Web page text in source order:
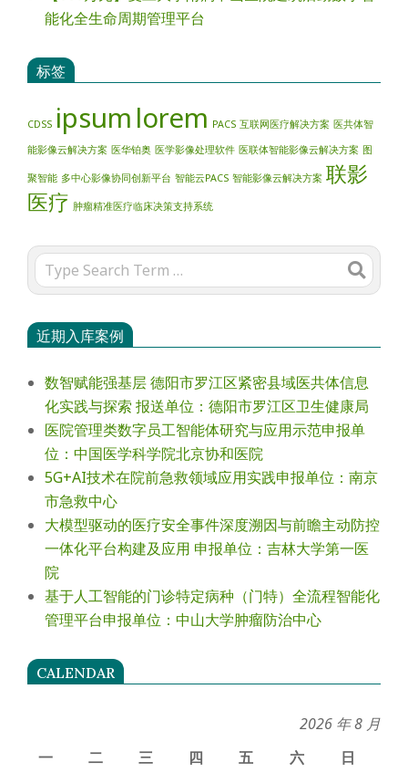
能化全生命周期管理平台
标签
CDSS ipsum lorem PACS 互联网医疗解决方案 医共体智
能影像云解决方案 医华铂奥 医学影像处理软件 医联体智能影像云解决方案 图
聚智能 多中心影像协同创新平台 智能云PACS 智能影像云解决方案 联影
医疗 肿瘤精准医疗临床决策支持系统
Search
近期入库案例
数智赋能强基层 德阳市罗江区紧密县域医共体信息
化实践与探索 报送单位：德阳市罗江区卫生健康局
医院管理类数字员工智能体研究与应用示范申报单
位：中国医学科学院北京协和医院
5G+AI技术在院前急救领域应用实践申报单位：南京
市急救中心
大模型驱动的医疗安全事件深度溯因与前瞻主动防控
一体化平台构建及应用 申报单位：吉林大学第一医
院
基于人工智能的门诊特定病种（门特）全流程智能化
管理平台申报单位：中山大学肿瘤防治中心
CALENDAR
2026 年 8 月
一
二 三 四 五 六
日